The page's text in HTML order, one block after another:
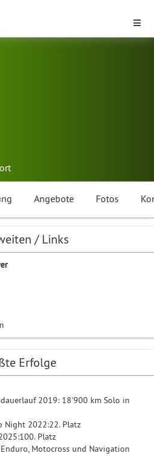
Angebote Fotos
/ Links
Erfolge
2019: 18'900 km Solo in
Night 2022:22. Platz
Platz
Motocross und Navigation